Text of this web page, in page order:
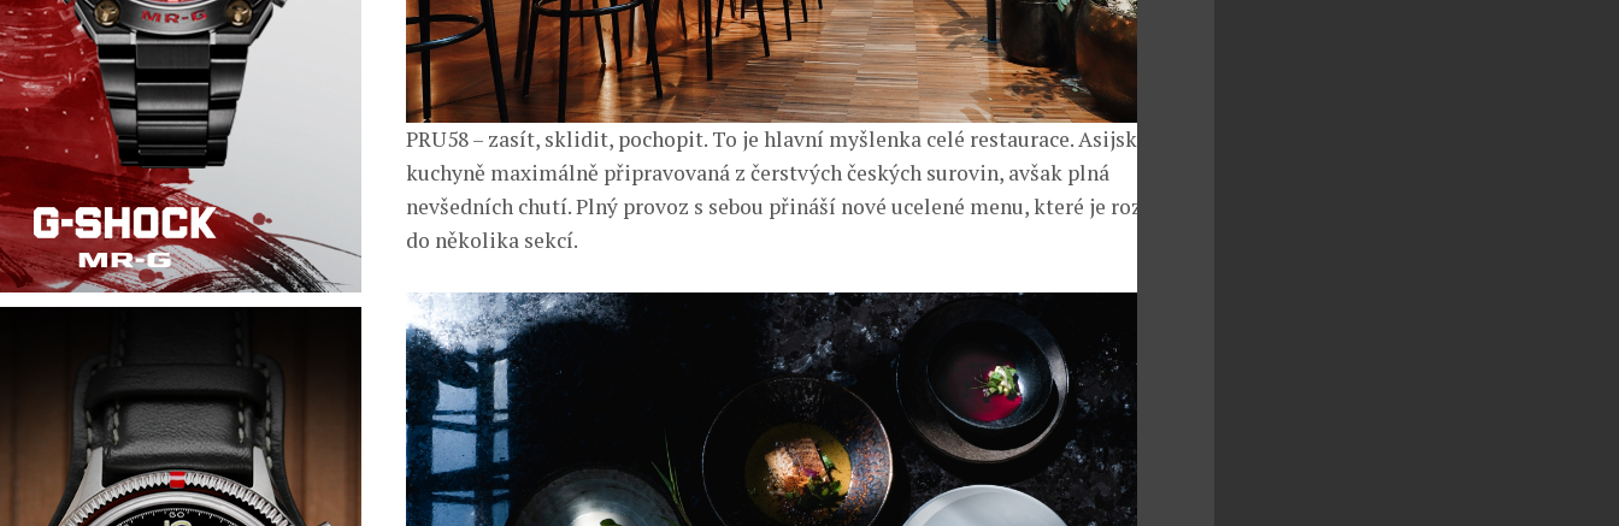
PRU58 – zasít, sklidit, pochopit. To je hlavní myšlenka celé restaurace. Asijská
kuchyně maximálně připravovaná z čerstvých českých surovin, avšak plná
nevšedních chutí. Plný provoz s sebou přináší nové ucelené menu, které je rozdělené
do několika sekcí.